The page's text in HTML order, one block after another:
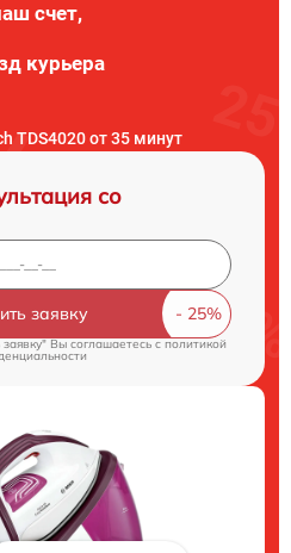
счет,
курьера
TDS4020 от 35 минут
со
заявку
Вы соглашаетесь cполитикой